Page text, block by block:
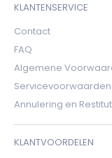
KLANTENSERVICE
Contact
FAQ
Algemene
Servicevoorwaarden
Annulering en
KLANTVOORDELEN